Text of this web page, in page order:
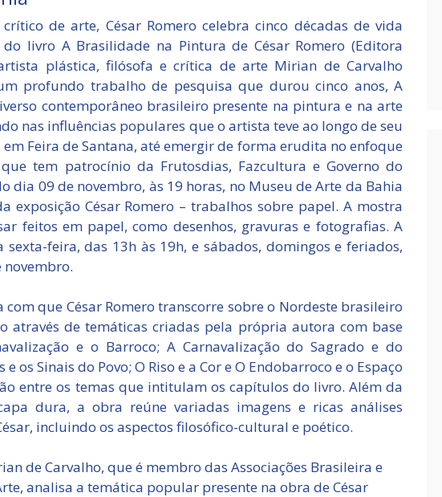
de arte, César Romero celebra cinco décadas de vida
livro A Brasilidade na Pintura de César Romero (Editora
plástica, filósofa e crítica de arte Mirian de Carvalho
um profundo trabalho de pesquisa que durou cinco anos, A
contemporâneo brasileiro presente na pintura e na arte
nas influências populares que o artista teve ao longo de seu
Feira de Santana, até emergir de forma erudita no enfoque
tem patrocínio da Frutosdias, Fazcultura e Governo do
dia 09 de novembro, às 19 horas, no Museu de Arte da Bahia
exposição César Romero – trabalhos sobre papel. A mostra
feitos em papel, como desenhos, gravuras e fotografias. A
sexta-feira, das 13h às 19h, e sábados, domingos e feriados,
novembro.
que César Romero transcorre sobre o Nordeste brasileiro
através de temáticas criadas pela própria autora com base
e o Barroco; A Carnavalização do Sagrado e do
os Sinais do Povo; O Riso e a Cor e O Endobarroco e o Espaço
entre os temas que intitulam os capítulos do livro. Além da
dura, a obra reúne variadas imagens e ricas análises
incluindo os aspectos filosófico-cultural e poético.
de Carvalho, que é membro das Associações Brasileira e
analisa a temática popular presente na obra de César